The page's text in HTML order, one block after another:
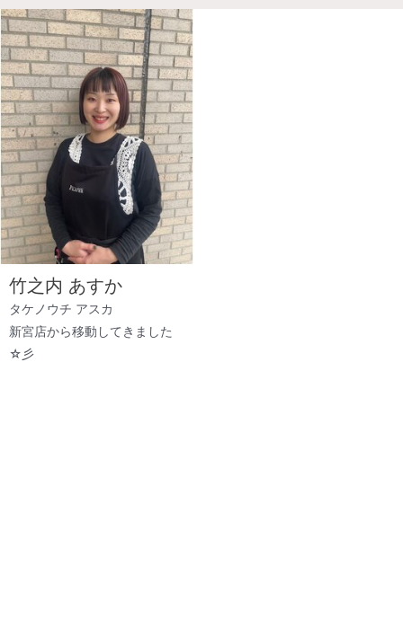
竹之内 あすか
タケノウチ アスカ
新宮店から移動してきました
☆彡